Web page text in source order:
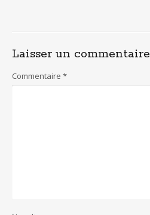
Laisser un commentaire
Commentaire *